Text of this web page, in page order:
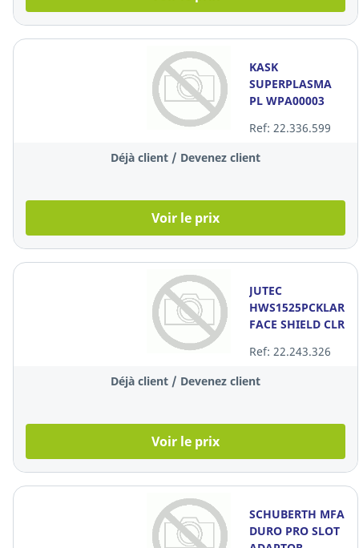
KASK
SUPERPLASMA
PL WPA00003
Ref: 22.336.599
Déjà client / Devenez client
Voir le prix
JUTEC
HWS1525PCKLAR
FACE SHIELD CLR
Ref: 22.243.326
Déjà client / Devenez client
Voir le prix
SCHUBERTH MFA
DURO PRO SLOT